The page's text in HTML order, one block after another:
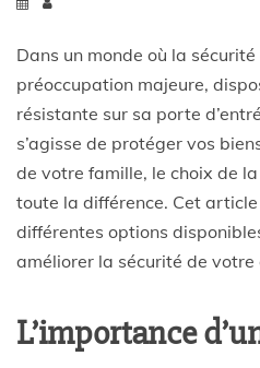
Dans un monde où la
préoccupation majeure,
résistante sur sa porte
s’agisse de protéger vos
de votre famille, le choix de
toute la différence. Cet
différentes options
améliorer la sécurité de votre
L’importance